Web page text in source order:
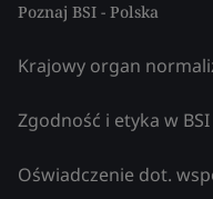
Poznaj BSI - Polska
Krajowy organ
Zgodność i etyka w BSI
Oświadczenie dot.